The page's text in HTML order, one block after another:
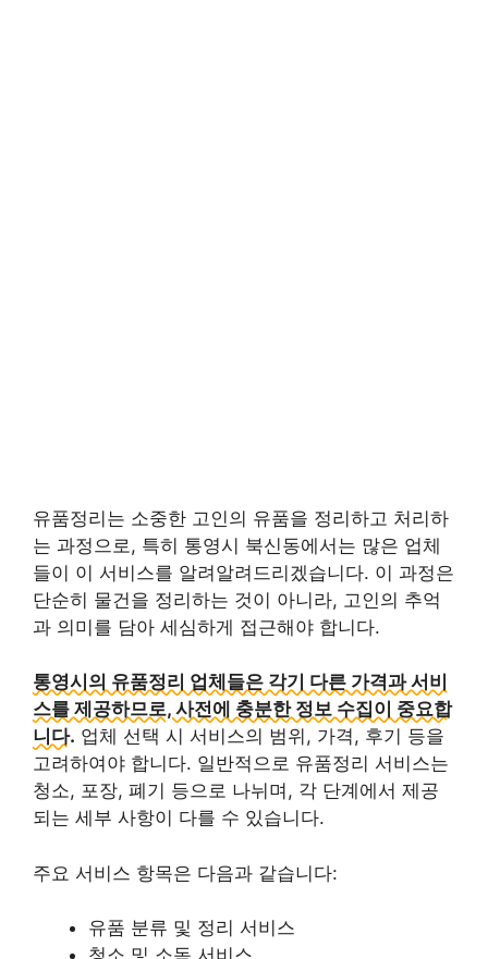
유품정리는 소중한 고인의 유품을 정리하고 처리하
는 과정으로, 특히 통영시 북신동에서는 많은 업체
들이 이 서비스를 알려알려드리겠습니다. 이 과정은
단순히 물건을 정리하는 것이 아니라, 고인의 추억
과 의미를 담아 세심하게 접근해야 합니다.
통영시의 유품정리 업체들은 각기 다른 가격과 서비
스를 제공하므로, 사전에 충분한 정보 수집이 중요합
니다. 업체 선택 시 서비스의 범위, 가격, 후기 등을
고려하여야 합니다. 일반적으로 유품정리 서비스는
청소, 포장, 폐기 등으로 나뉘며, 각 단계에서 제공
되는 세부 사항이 다를 수 있습니다.
주요 서비스 항목은 다음과 같습니다:
유품 분류 및 정리 서비스
청소 및 소독 서비스